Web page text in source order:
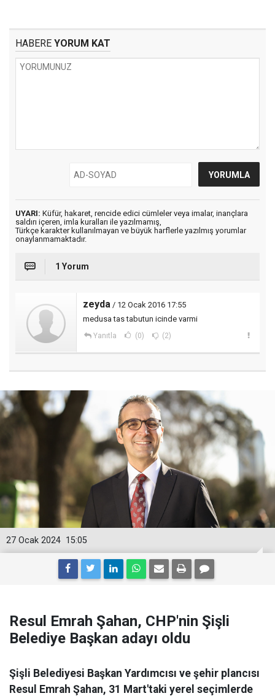
HABERE YORUM KAT
UYARI: Küfür, hakaret, rencide edici cümleler veya imalar, inançlara
saldırı içeren, imla kuralları ile yazılmamış,
Türkçe karakter kullanılmayan ve büyük harflerle yazılmış yorumlar
onaylanmamaktadır.
1 Yorum
zeyda / 12 Ocak 2016 17:55
medusa tas tabutun icinde varmi
Yanıtla (0) (2)
15:05
27 Ocak 2024
Resul Emrah Şahan, CHP'nin Şişli
Belediye Başkan adayı oldu
Şişli Belediyesi Başkan Yardımcısı ve şehir plancısı
Resul Emrah Şahan, 31 Mart'taki yerel seçimlerde